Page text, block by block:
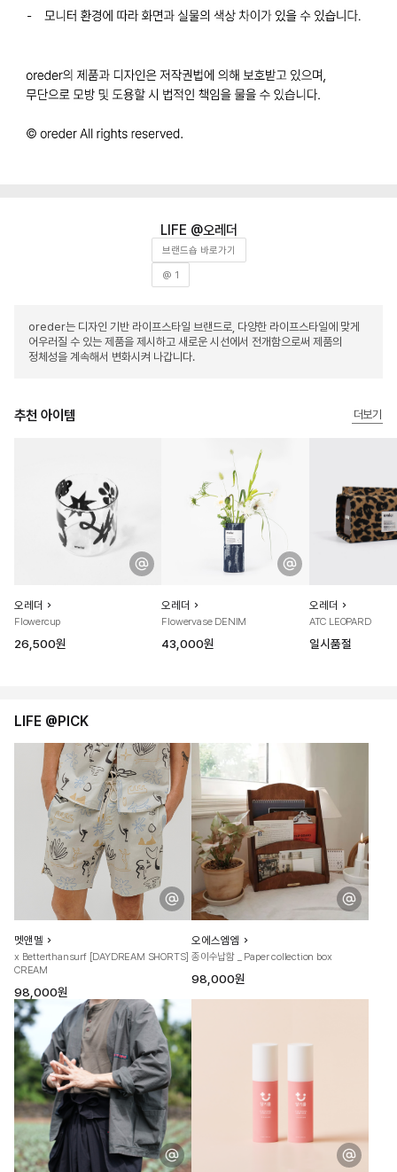
오레더
브랜드숍 바로가기
@ 1
oreder는 디자인 기반 라이프스타일 브랜드로, 다양한 라이프스타일에 맞게
어우러질 수 있는 제품을 제시하고 새로운 시선에서 전개함으로써 제품의
정체성을 계속해서 변화시켜 나갑니다.
추천 아이템 더보기
오레더
Flowercup
26,500원
오레더
Flowervase DENIM
43,000원
오레더
ATC LEOPARD
일시품절
LIFE @PICK
멧앤멜
x Betterthansurf [DAYDREAM SHORTS]
CREAM
98,000원
오에스엠엠
종이수납함 _ Paper collection box
98,000원